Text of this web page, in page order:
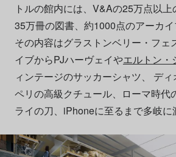
トルの館内には、V&Aの25万点以上
35万冊の図書、約1000点のアーカイ
その内容はグラストンベリー・フェ
イブからPJハーヴェイやエルトン・
ィンテージのサッカーシャツ、 デ
ペリの高級クチュール、ローマ時代
ライの刀、iPhoneに至るまで多岐に